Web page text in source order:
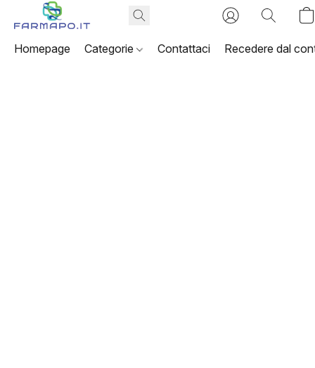
Homepage Categorie Contattaci Recedere dal